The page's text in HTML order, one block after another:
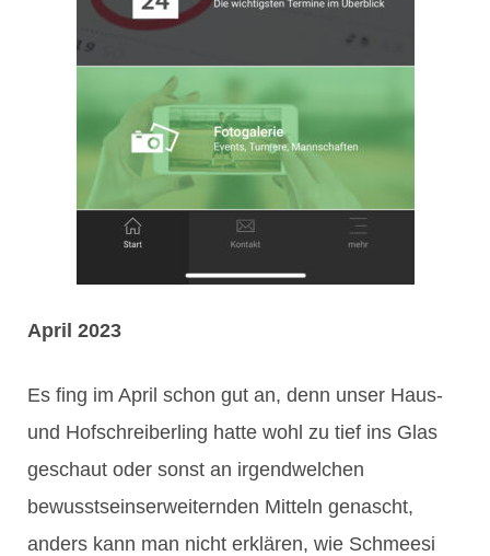
April 2023
Es fing im April schon gut an, denn unser Haus-
und Hofschreiberling hatte wohl zu tief ins Glas
geschaut oder sonst an irgendwelchen
bewusstseinserweiternden Mitteln genascht,
anders kann man nicht erklären, wie Schmeesi